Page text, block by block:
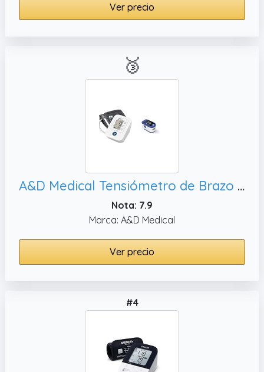
Ver precio
🥉
A&D Medical Tensiómetro de Brazo digital, – UA-611 + A&D Medical Oxímetro de Pulso (Spo2) y La Frecuencia del Pulso
Nota: 7.9
Marca: A&D Medical
Ver precio
#4